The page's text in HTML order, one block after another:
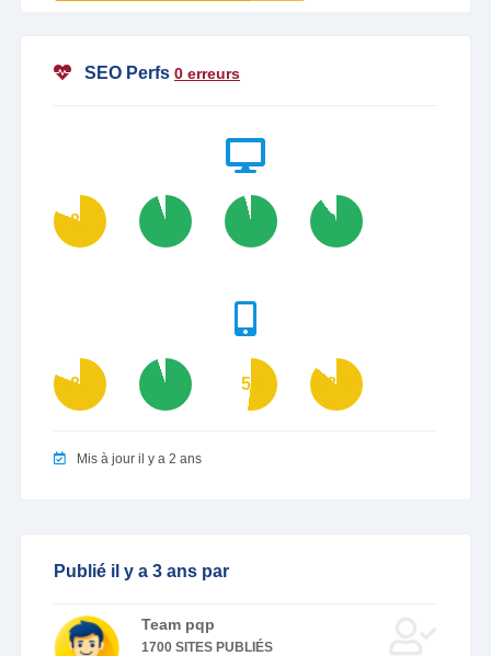
SEO Perfs 0 erreurs
81 95 96 90
81 95 52 86
Mis à jour il y a 2 ans
Publié il y a 3 ans par
Team pqp
1700 SITES PUBLIÉS